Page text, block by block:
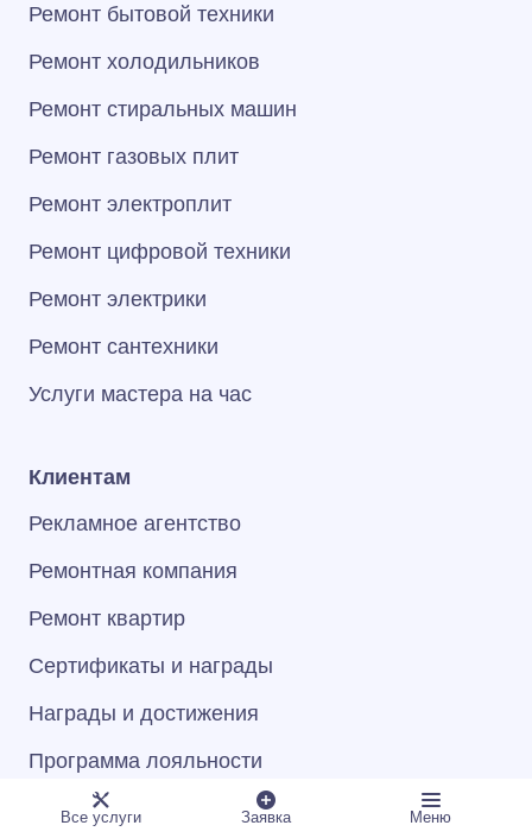
Ремонт бытовой техники
Ремонт холодильников
Ремонт стиральных машин
Ремонт газовых плит
Ремонт электроплит
Ремонт цифровой техники
Ремонт электрики
Ремонт сантехники
Услуги мастера на час
Клиентам
Рекламное агентство
Ремонтная компания
Ремонт квартир
Сертификаты и награды
Награды и достижения
Программа лояльности
Установка и подключение техники
Все услуги Заявка Меню